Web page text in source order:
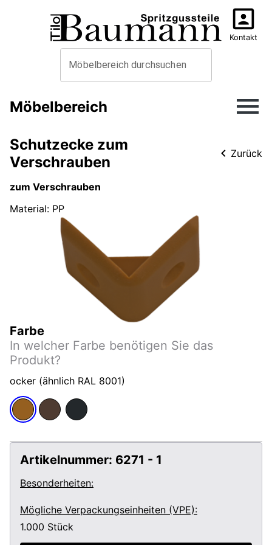
Möbelbereich durchsuchen
Kontakt
Möbelbereich
Schutzecke zum
Verschrauben
Zurück
zum Verschrauben
Material: PP
Farbe
In welcher Farbe benötigen Sie das
Produkt?
ocker (ähnlich RAL 8001)
Artikelnummer: 6271 - 1
Besonderheiten:
Mögliche Verpackungseinheiten (VPE):
1.000 Stück